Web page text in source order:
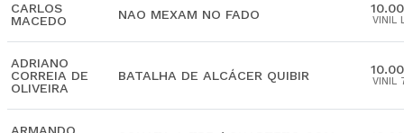
CARLOS
MACEDO
NAO MEXAM NO FADO VINIL
ADRIANO
CORREIA DE
OLIVEIRA
BATALHA DE ALCÁCER QUIBIR VINIL